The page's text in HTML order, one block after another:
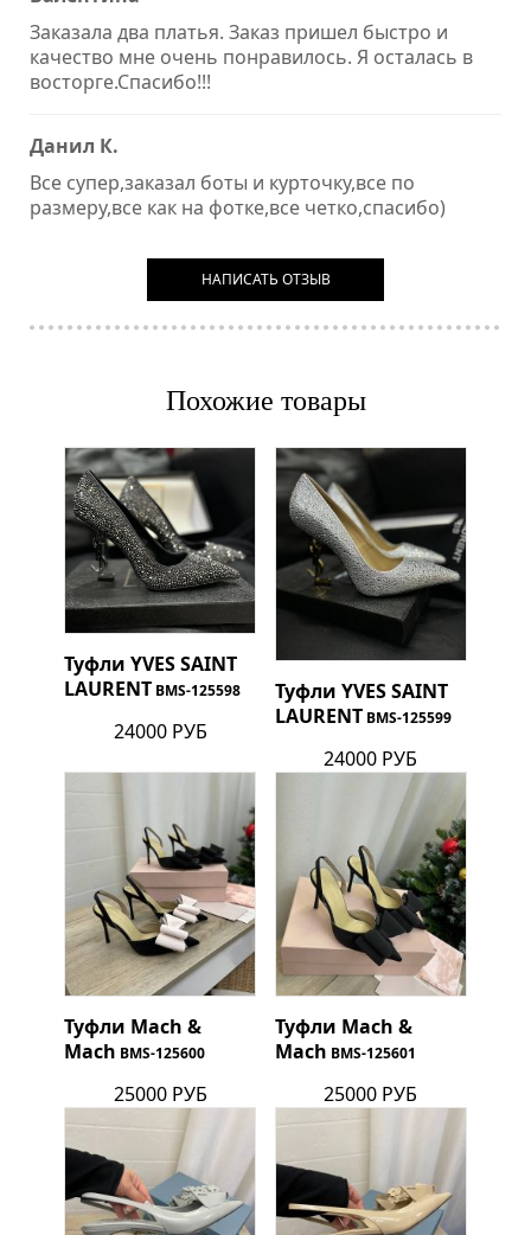
Заказала два платья. Заказ пришел быстро и
качество мне очень понравилось. Я осталась в
восторге.Спасибо!!!
Данил К.
Все супер,заказал боты и курточку,все по
размеру,все как на фотке,все четко,спасибо)
НАПИСАТЬ ОТЗЫВ
Похожие товары
Туфли YVES SAINT
LAURENT BMS-125598
24000 РУБ
Туфли YVES SAINT
LAURENT BMS-125599
24000 РУБ
Туфли Mach &
Mach BMS-125600
25000 РУБ
Туфли Mach &
Mach BMS-125601
25000 РУБ